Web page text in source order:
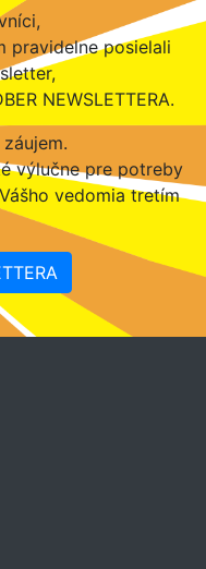
pravidelne posielali
NEWSLETTERA.
výlučne pre potreby
vedomia tretím